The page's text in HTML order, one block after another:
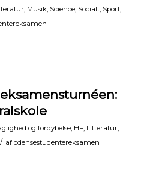
, Musik, Science, Socialt, Sport,
og fordybelse, HF, Litteratur,
/ af odensestudentereksamen